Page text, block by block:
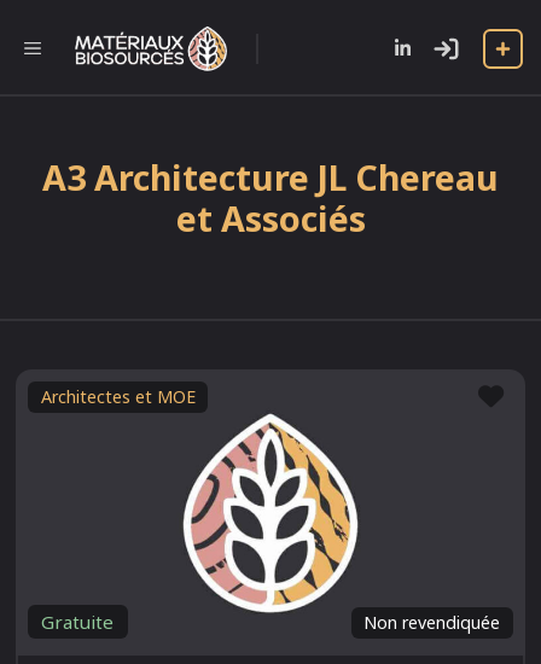
contenu
MENU
A3 Architecture JL Chereau
et Associés
Non revendiquée
Gratuite
Architectes et MOE